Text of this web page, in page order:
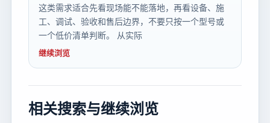
这类需求适合先看现场能不能落地，再看设备、施
工、调试、验收和售后边界，不要只按一个型号或
一个低价清单判断。 从实际
继续浏览
相关搜索与继续浏览